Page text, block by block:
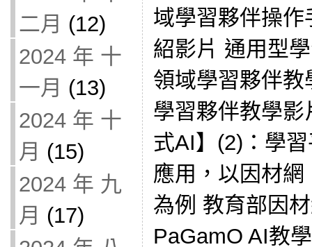
二月 (12)
2024 年 十
一月 (13)
2024 年 十
月 (15)
2024 年 九
月 (17)
域學習夥伴操
紹影片 通用型
領域學習夥伴
學習夥伴教學
式AI】(2)：學
應用，以因材
為例 教育部因
PaGamO AI教